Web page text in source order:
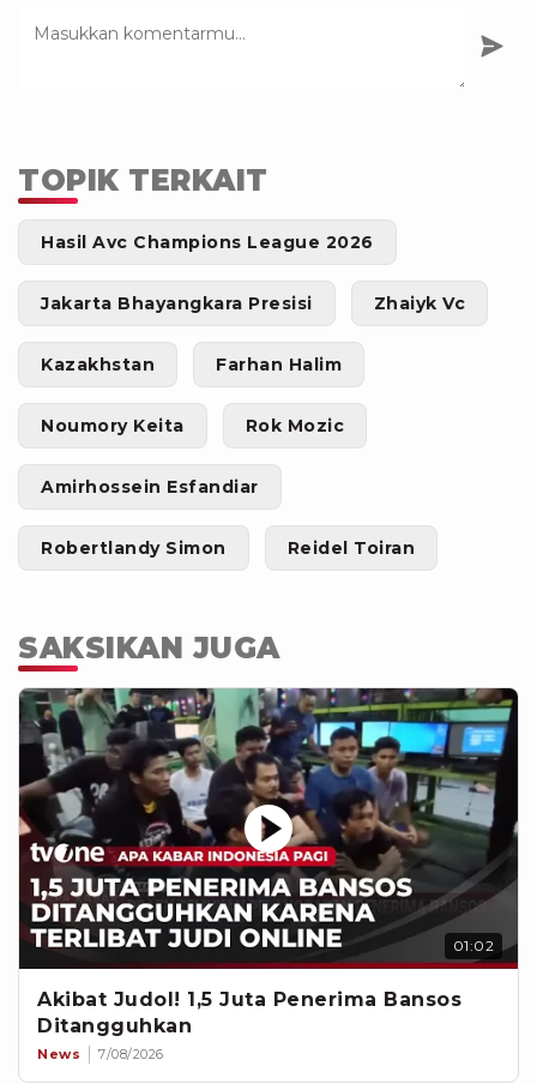
TOPIK TERKAIT
Hasil Avc Champions League 2026
Jakarta Bhayangkara Presisi Zhaiyk Vc
Kazakhstan Farhan Halim
Noumory Keita Rok Mozic
Amirhossein Esfandiar
Robertlandy Simon Reidel Toiran
SAKSIKAN JUGA
01:02
Akibat Judol! 1,5 Juta Penerima Bansos
Ditangguhkan
News 7/08/2026